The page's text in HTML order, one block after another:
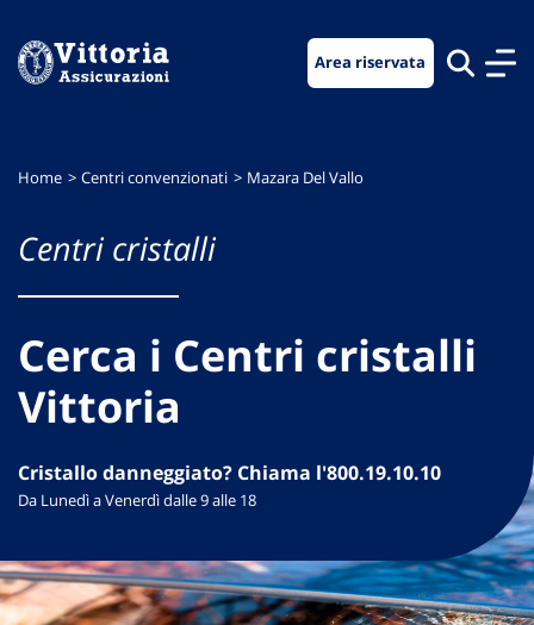
menu
contenuto
footer
Area riservata
Home Centri convenzionati Mazara Del Vallo
Centri cristalli
Cerca i Centri cristalli
Vittoria
Cristallo danneggiato? Chiama l'800.19.10.10
Da Lunedì a Venerdì dalle 9 alle 18